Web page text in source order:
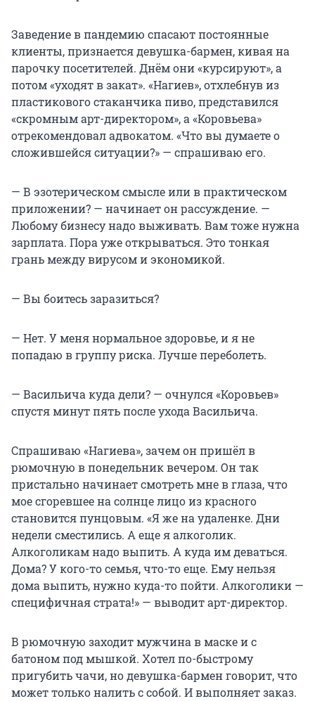
Заведение в пандемию спасают постоянные
клиенты, признается девушка-бармен, кивая на
парочку посетителей. Днём они «курсируют», а
потом «уходят в закат». «Нагиев», отхлебнув из
пластикового стаканчика пиво, представился
«скромным арт-директором», а «Коровьева»
отрекомендовал адвокатом. «Что вы думаете о
сложившейся ситуации?» — спрашиваю его.
— В эзотерическом смысле или в практическом
приложении? — начинает он рассуждение. —
Любому бизнесу надо выживать. Вам тоже нужна
зарплата. Пора уже открываться. Это тонкая
грань между вирусом и экономикой.
— Вы боитесь заразиться?
— Нет. У меня нормальное здоровье, и я не
попадаю в группу риска. Лучше переболеть.
— Васильича куда дели? — очнулся «Коровьев»
спустя минут пять после ухода Васильича.
Спрашиваю «Нагиева», зачем он пришёл в
рюмочную в понедельник вечером. Он так
пристально начинает смотреть мне в глаза, что
мое сгоревшее на солнце лицо из красного
становится пунцовым. «Я же на удаленке. Дни
недели сместились. А еще я алкоголик.
Алкоголикам надо выпить. А куда им деваться.
Дома? У кого-то семья, что-то еще. Ему нельзя
дома выпить, нужно куда-то пойти. Алкоголики —
специфичная страта!» — выводит арт-директор.
В рюмочную заходит мужчина в маске и с
батоном под мышкой. Хотел по-быстрому
пригубить чачи, но девушка-бармен говорит, что
может только налить с собой. И выполняет заказ.